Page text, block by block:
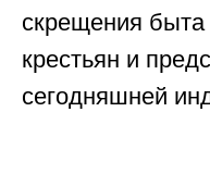
скрещения быта
крестьян и
сегодняшней